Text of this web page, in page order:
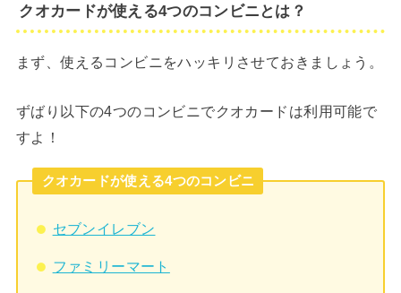
クオカードが使える4つのコンビニとは？
まず、使えるコンビニをハッキリさせておきましょう。
ずばり以下の4つのコンビニでクオカードは利用可能で
すよ！
クオカードが使える4つのコンビニ
セブンイレブン
ファミリーマート